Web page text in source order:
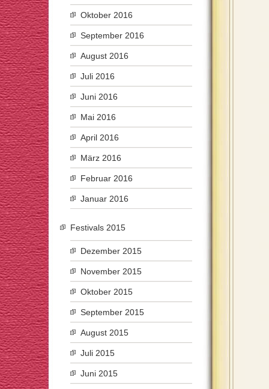
Oktober 2016
September 2016
August 2016
Juli 2016
Juni 2016
Mai 2016
April 2016
März 2016
Februar 2016
Januar 2016
Festivals 2015
Dezember 2015
November 2015
Oktober 2015
September 2015
August 2015
Juli 2015
Juni 2015